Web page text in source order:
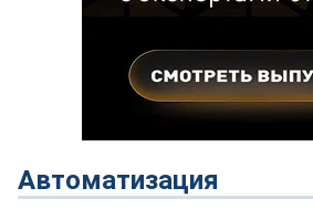
Автоматизация